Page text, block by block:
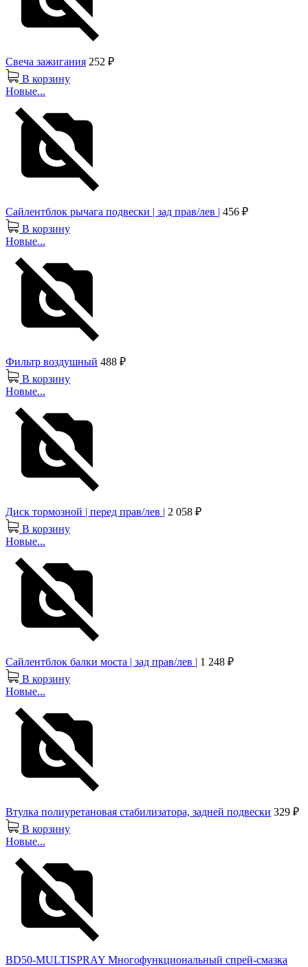
Свеча зажигания 252 ₽
В корзину
Новые...
Сайлентблок рычага подвески | зад прав/лев | 456 ₽
В корзину
Новые...
Фильтр воздушный 488 ₽
В корзину
Новые...
Диск тормозной | перед прав/лев | 2 058 ₽
В корзину
Новые...
Сайлентблок балки моста | зад прав/лев | 1 248 ₽
В корзину
Новые...
Втулка полиуретановая стабилизатора, задней подвески 329 ₽
В корзину
Новые...
BD50-MULTISPRAY Многофункциональный спрей-смазка